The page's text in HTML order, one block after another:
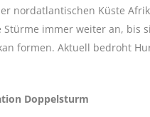
nordatlantischen Küste
immer weiter an, bis
formen. Aktuell bedroht
Doppelsturm